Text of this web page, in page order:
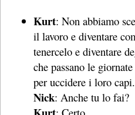
Kurt: Non abbiamo
il lavoro e diventare
tenercelo e diventare
che passano le
per uccidere i loro capi.
Nick: Anche tu lo fai?